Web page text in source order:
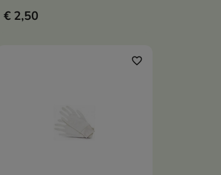
€ 2,50
favorite_border